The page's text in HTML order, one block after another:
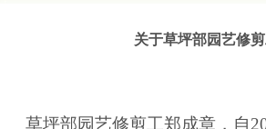
关于草坪部园艺修
草坪部园艺修剪工郑成章，自